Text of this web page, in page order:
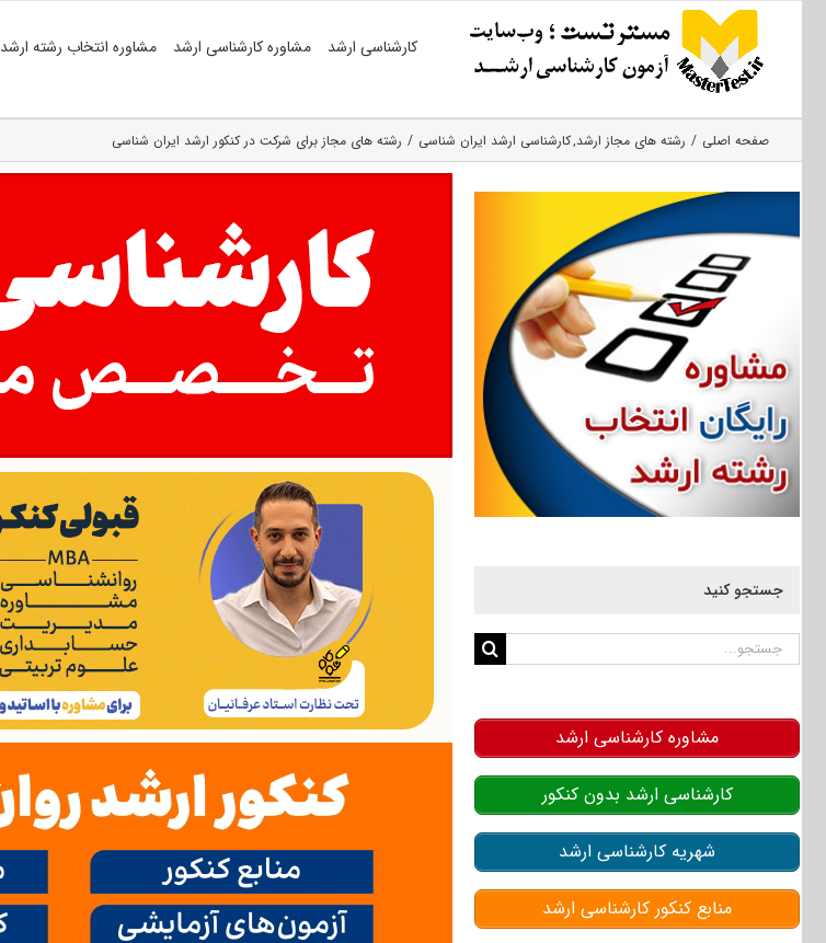
کارشناسی ارشد مشاوره کارشناسی ارشد مشاوره انتخاب رشته ارشد
صفحه اصلی رشته های مجاز ارشد کارشناسی ارشد ایران شناسی رشته های مجاز برای شرکت در کنکور ارشد ایران شناسی
جستجو کنید
جستجو
مشاوره کارشناسی ارشد
کارشناسی ارشد بدون کنکور
شهریه کارشناسی ارشد
منابع کنکور کارشناسی ارشد